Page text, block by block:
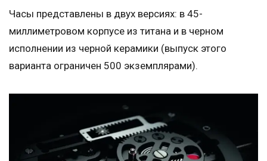
Часы представлены в двух версиях: в 45-
миллиметровом корпусе из титана и в черном
исполнении из черной керамики (выпуск этого
варианта ограничен 500 экземплярами).